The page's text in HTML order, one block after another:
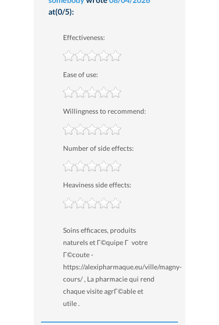
at(0/5):
Effectiveness:
Ease of use:
Willingness to recommend:
Number of side effects:
Heaviness side effects:
Soins efficaces, produits
naturels et Г©quipe Г votre
Г©coute -
https://alexipharmaque.eu/ville/magny-
cours/ , La pharmacie qui rend
chaque visite agrГ©able et
utile .